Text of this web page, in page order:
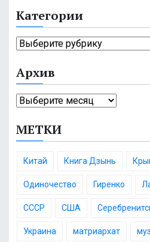
т
и
:
Категории
К
т
е
р
и
Архив
А
х
и
МЕТКИ
Китай Книга Дзынь
Одиночество Гиренко
СССР США
Украина матриархат